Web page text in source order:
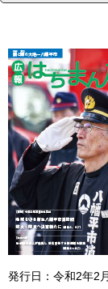
発行日：令和2年2